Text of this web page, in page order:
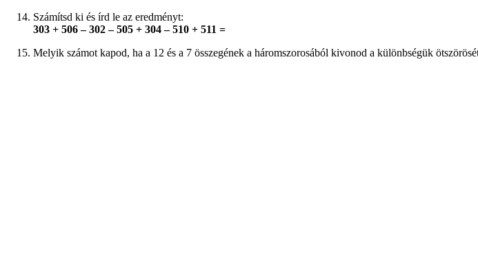
Számítsd ki és írd le az eredményt:
303 + 506 – 302 – 505 + 304 – 510 + 511 =
Melyik számot kapod, ha a 12 és a 7 összegének a háromszorosából kivonod a különbségük